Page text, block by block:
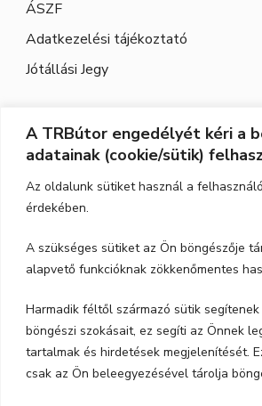
A TRBútor engedélyét kéri a
adatainak (cookie/sütik)
Az oldalunk sütiket használ a
érdekében.
A szükséges sütiket az Ön böngészője
alapvető funkcióknak zökkenőmentes
Harmadik féltől származó sütik
böngészi szokásait, ez segíti az Önnek
tartalmak és hirdetések megjelenítését.
csak az Ön beleegyezésével tárolja
ÁSZF
Adatkezelési tájékoztató
Jótállási Jegy
Elérhetőség
Cím: 3526 Miskolc, Szeles utca 71.
Nyitvatartás:
Telefon:06-70-615-6771
email:trbutor1@gmail.com